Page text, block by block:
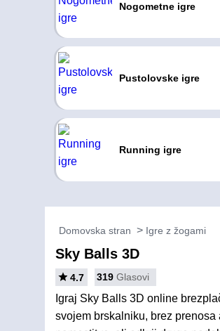
Nogometne igre
Pustolovske igre
Running igre
Domovska stran Igre z žogami
Sky Balls 3D
4.7 319 Glasovi
Igraj Sky Balls 3D online
svojem brskalniku, brez prenosa